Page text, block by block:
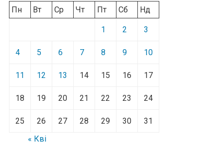
Пн
Вт Ср Чт Пт Сб Нд
1 2 3
4 5 6 7 8 9 10
11 12 13 14 15 16 17
18 19 20 21 22 23 24
25 26 27 28 29 30
31
« Кві